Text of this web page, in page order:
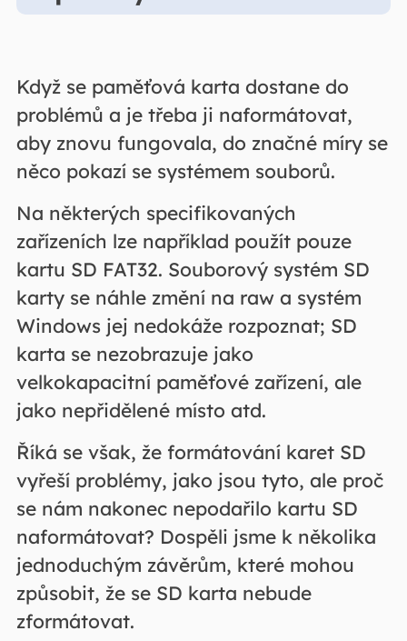
Když se paměťová karta dostane do
problémů a je třeba ji naformátovat,
aby znovu fungovala, do značné míry se
něco pokazí se systémem souborů.
Na některých specifikovaných
zařízeních lze například použít pouze
kartu SD FAT32. Souborový systém SD
karty se náhle změní na raw a systém
Windows jej nedokáže rozpoznat; SD
karta se nezobrazuje jako
velkokapacitní paměťové zařízení, ale
jako nepřidělené místo atd.
Říká se však, že formátování karet SD
vyřeší problémy, jako jsou tyto, ale proč
se nám nakonec nepodařilo kartu SD
naformátovat? Dospěli jsme k několika
jednoduchým závěrům, které mohou
způsobit, že se SD karta nebude
zformátovat.